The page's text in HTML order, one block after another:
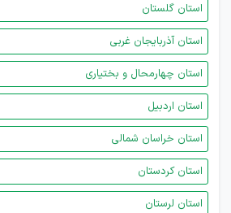
استان گلستان
استان آذربایجان غربی
استان چهارمحال و بختیاری
استان اردبیل
استان خراسان شمالی
استان کردستان
استان لرستان